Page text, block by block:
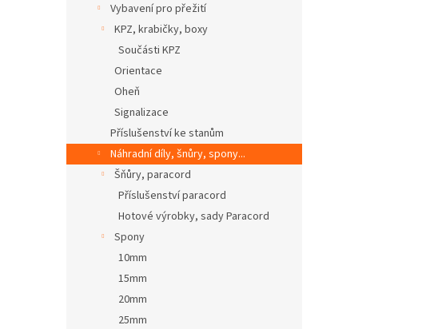
Vybavení pro přežití
KPZ, krabičky, boxy
Součásti KPZ
Orientace
Oheň
Signalizace
Příslušenství ke stanům
Náhradní díly, šnůry, spony...
Šňůry, paracord
Příslušenství paracord
Hotové výrobky, sady Paracord
Spony
10mm
15mm
20mm
25mm